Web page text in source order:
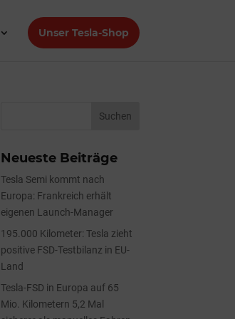
Unser Tesla-Shop
Neueste Beiträge
Tesla Semi kommt nach
Europa: Frankreich erhält
eigenen Launch-Manager
195.000 Kilometer: Tesla zieht
positive FSD-Testbilanz in EU-
Land
Tesla-FSD in Europa auf 65
Mio. Kilometern 5,2 Mal